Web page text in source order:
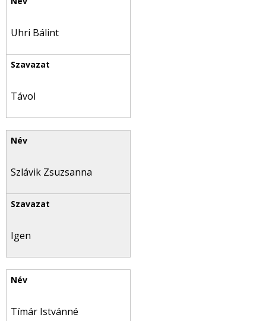
Uhri Bálint
Távol
Szlávik Zsuzsanna
Igen
Tímár Istvánné